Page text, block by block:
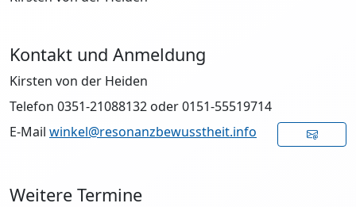
Kontakt und Anmeldung
Kirsten von der Heiden
Telefon 0351-21088132 oder 0151-55519714
E-Mail winkel@resonanzbewusstheit.info
Weitere Termine